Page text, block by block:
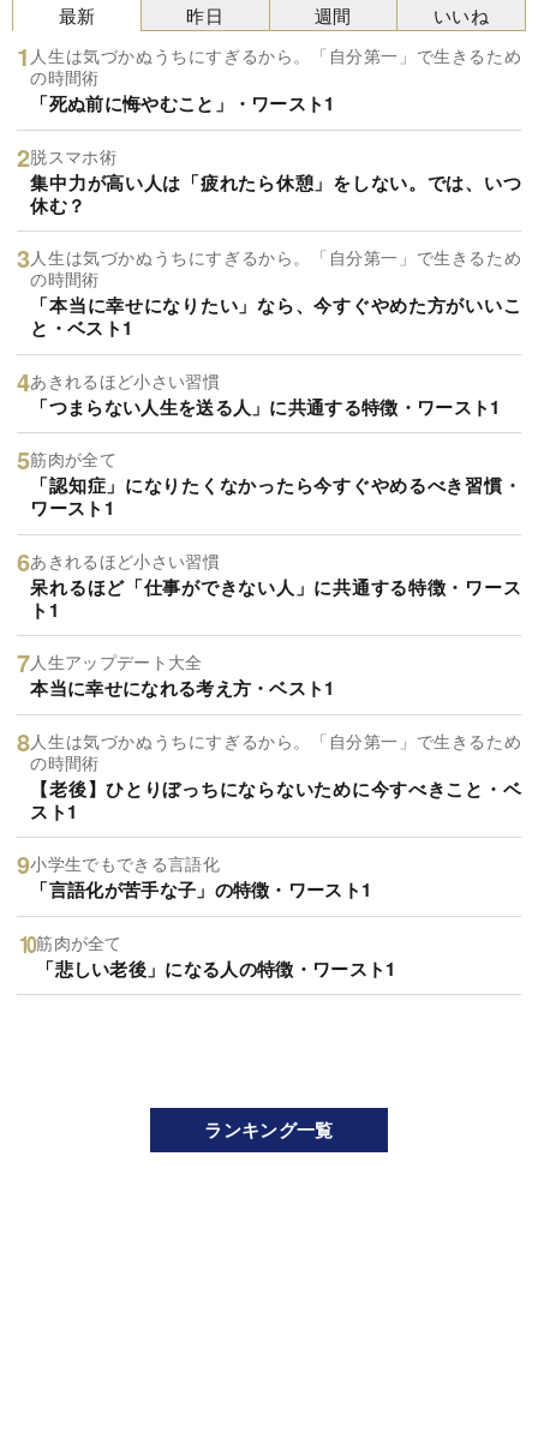
最新
人生は気づかぬうちにすぎるから。「自分第一」で生きるため
の時間術
「死ぬ前に悔やむこと」・ワースト1
脱スマホ術
集中力が高い人は「疲れたら休憩」をしない。では、いつ
休む？
人生は気づかぬうちにすぎるから。「自分第一」で生きるため
の時間術
「本当に幸せになりたい」なら、今すぐやめた方がいいこ
と・ベスト1
あきれるほど小さい習慣
「つまらない人生を送る人」に共通する特徴・ワースト1
筋肉が全て
「認知症」になりたくなかったら今すぐやめるべき習慣・
ワースト1
あきれるほど小さい習慣
呆れるほど「仕事ができない人」に共通する特徴・ワース
ト1
人生アップデート大全
本当に幸せになれる考え方・ベスト1
人生は気づかぬうちにすぎるから。「自分第一」で生きるため
の時間術
【老後】ひとりぼっちにならないために今すべきこと・ベ
スト1
小学生でもできる言語化
「言語化が苦手な子」の特徴・ワースト1
筋肉が全て
「悲しい老後」になる人の特徴・ワースト1
昨日 週間 いいね
ランキング一覧